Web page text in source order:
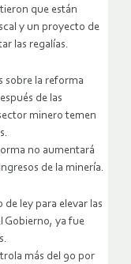
que están
y un proyecto de
las regalías.
sobre la reforma
de las
minero temen
no aumentará
de la minería.
ley para elevar las
Gobierno, ya fue
más del 90 por